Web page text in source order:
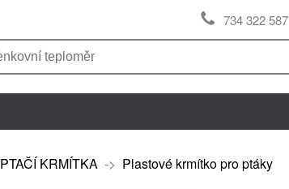
734 322 587
PTAČÍ KRMÍTKA -> Plastové krmítko pro ptáky